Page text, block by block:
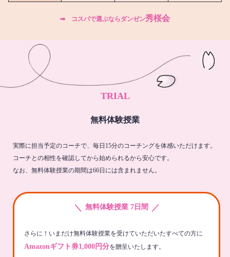
➡︎ コスパで選ぶならダンゼン秀桜会
TRIAL
無料体験授業
実際に担当予定のコーチで、毎日15分のコーチングを体感いただけます。
コーチとの相性を確認してから始められるから安心です。
なお、無料体験授業の期間は66日には含まれません。
＼ 無料体験授業 7日間 ／
さらに！いまだけ無料体験授業を受けていただいたすべての方に
Amazonギフト券1,000円分を贈呈いたします。